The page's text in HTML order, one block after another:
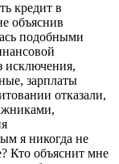
кредит в
объяснив
подобными
исключения,
зарплаты
отказали,
я никогда не
Кто объяснит мне